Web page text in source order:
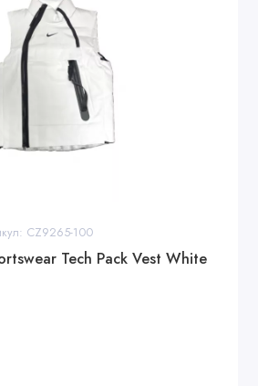
CZ9265-100
Tech Pack Vest White